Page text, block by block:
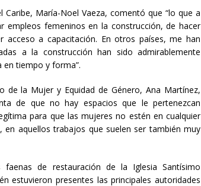
María-Noel Vaeza, comentó que “lo que a
empleos femeninos en la construcción, de hacer
a capacitación. En otros países, me han
a la construcción han sido admirablemente
tiempo y forma”.
la Mujer y Equidad de Género, Ana Martínez,
de que no hay espacios que le pertenezcan
para que las mujeres no estén en cualquier
aquellos trabajos que suelen ser también muy
de restauración de la Iglesia Santísimo
estuvieron presentes las principales autoridades